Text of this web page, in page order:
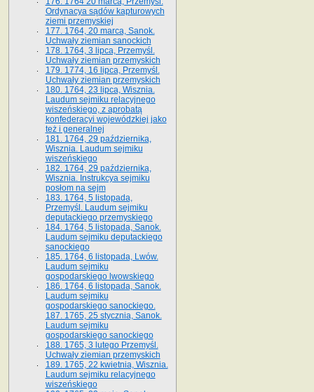
Ordynacya sądów kapturowych
ziemi przemyskiej
177. 1764, 20 marca, Sanok.
Uchwały ziemian sanockich
178. 1764, 3 lipca, Przemyśl.
Uchwały ziemian przemyskich
179. 1774, 16 lipca, Przemyśl.
Uchwały ziemian przemyskich
180. 1764, 23 lipca, Wisznia.
Laudum sejmiku relacyjnego
wiszeńskiego, z aprobatą
konfederacyi wojewódzkiej jako
też i generalnej
181. 1764, 29 października,
Wisznia. Laudum sejmiku
wiszeńskiego
182. 1764, 29 października,
Wisznia. Instrukcya sejmiku
posłom na sejm
183. 1764, 5 listopada,
Przemyśl. Laudum sejmiku
deputackiego przemyskiego
184. 1764, 5 listopada, Sanok.
Laudum sejmiku deputackiego
sanockiego
185. 1764, 6 listopada, Lwów.
Laudum sejmiku
gospodarskiego lwowskiego
186. 1764, 6 listopada, Sanok.
Laudum sejmiku
gospodarskiego sanockiego.
187. 1765, 25 stycznia, Sanok.
Laudum sejmiku
gospodarskiego sanockiego
188. 1765, 3 lutego Przemyśl.
Uchwały ziemian przemyskich
189. 1765, 22 kwietnia, Wisznia.
Laudum sejmiku relacyjnego
wiszeńskiego